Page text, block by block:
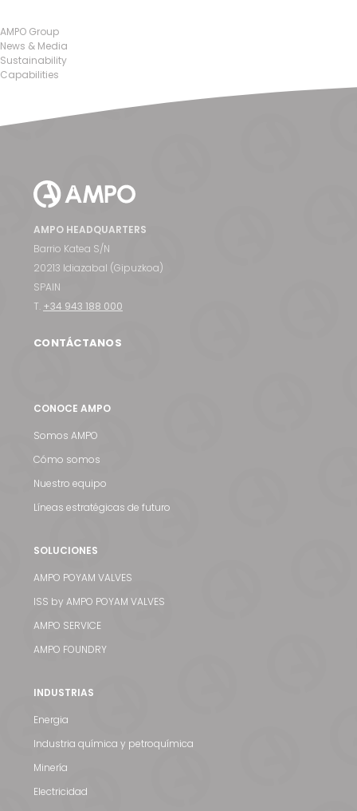
AMPO Group
News & Media
Sustainability
Capabilities
AMPO HEADQUARTERS
Barrio Katea S/N
20213 Idiazabal (Gipuzkoa)
SPAIN
T. +34 943 188 000
CONTÁCTANOS
CONOCE AMPO
Somos AMPO
Cómo somos
Nuestro equipo
Líneas estratégicas de futuro
SOLUCIONES
AMPO POYAM VALVES
ISS by AMPO POYAM VALVES
AMPO SERVICE
AMPO FOUNDRY
INDUSTRIAS
Energia
Industria química y petroquímica
Minería
Electricidad